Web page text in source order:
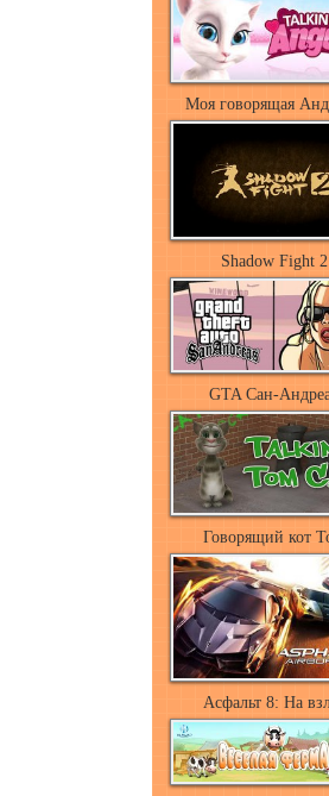
Моя говорящая
Shadow Fight 2
GTA Сан-
Говорящий кот
Асфальт 8: На